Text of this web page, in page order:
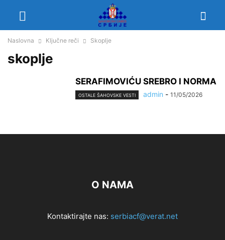
Naslovna Ključne reči Skoplje
skoplje
SERAFIMOVIĆU SREBRO I NORMA
OSTALE ŠAHOVSKE VESTI admin - 11/05/2026
O NAMA
Kontaktirajte nas: serbiacf@verat.net